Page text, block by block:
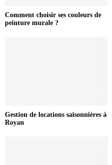
Comment choisir ses couleurs de
peinture murale ?
Gestion de locations saisonnières à
Royan